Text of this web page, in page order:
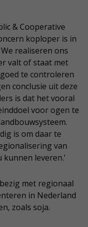
& Cooperative
koploper is in
realiseren ons
valt of staat met
te controleren
conclusie uit deze
is dat het vooral
voor ogen te
is om daar te
van
kunnen leveren.'
met regionaal
in Nederland
zoals soja.